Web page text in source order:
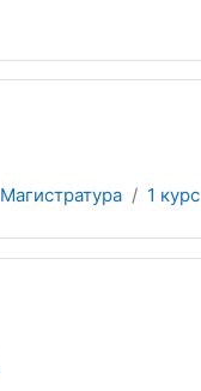
Магистратура 1 курс